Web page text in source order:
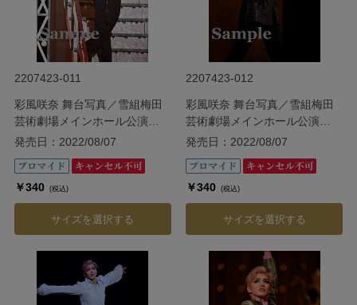
2207423-011
彩風咲奈 舞台写真／雪組梅田
芸術劇場メインホール公演
『ODYSSEY―The Age of
発売日：2022/08/07
￥340 (税込)
サイズを選択する
2207423-012
彩風咲奈 舞台写真／雪組梅田
芸術劇場メインホール公演
『ODYSSEY―The Age of
発売日：2022/08/07
￥340 (税込)
サイズを選択する